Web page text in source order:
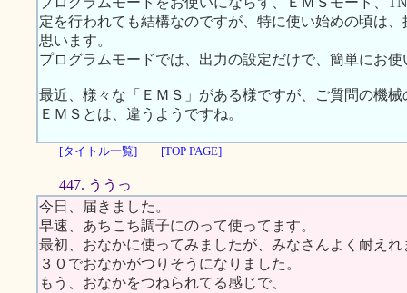
定を行われても結構なのですが、特に使い始めの頃は
思います。
プログラムモードでは、出力の設定だけで、簡単にお
最近、様々な「ＥＭＳ」がある様ですが、ご質問の機
ＥＭＳとは、違うようですね。
[タイトル一覧] [TOP PAGE]
447. ううっ
今日、届きました。
早速、あちこち調子にのって使ってます。
最初、おなかに使ってみましたが、みなさんよく耐えれ
３０でおなかがつりそうになりました。
もう、おなかをつねられてる感じで、